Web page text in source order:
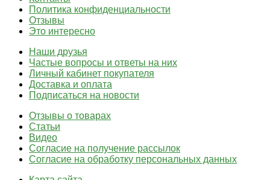
Политика конфиденциальности
Отзывы
Это интересно
Наши друзья
Частые вопросы и ответы на них
Личный кабинет покупателя
Доставка и оплата
Подписаться на новости
Отзывы о товарах
Статьи
Видео
Согласие на получение рассылок
Согласие на обработку персональных данных